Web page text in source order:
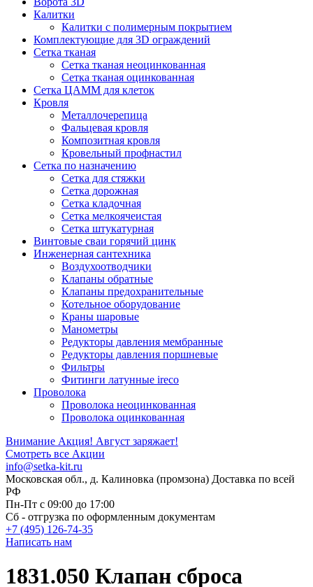
Калитки
Калитки с полимерным покрытием
Комплектующие для 3D ограждений
Сетка тканая
Сетка тканая неоцинкованная
Сетка тканая оцинкованная
Сетка ЦАММ для клеток
Кровля
Металлочерепица
Фальцевая кровля
Композитная кровля
Кровельный профнастил
Сетка по назначению
Сетка для стяжки
Сетка дорожная
Сетка кладочная
Сетка мелкоячеистая
Сетка штукатурная
Винтовые сваи горячий цинк
Инженерная сантехника
Воздухоотводчики
Клапаны обратные
Клапаны предохранительные
Котельное оборудование
Краны шаровые
Манометры
Редукторы давления мембранные
Редукторы давления поршневые
Фильтры
Фитинги латунные ireco
Проволока
Проволока неоцинкованная
Проволока оцинкованная
Внимание Акция! Август заряжает!
Смотреть все Акции
info@setka-kit.ru
Московская обл., д. Калиновка (промзона) Доставка по всей
РФ
Пн-Пт с 09:00 до 17:00
Сб - отгрузка по оформленным документам
+7 (495) 126-74-35
Написать нам
1831.050 Клапан сброса